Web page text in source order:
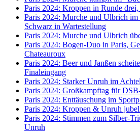
Paris 2024: Kroppen in Runde drei,
Paris 2024: Murche und Ulbrich
Schwarz in Wartestellung
Paris 2024: Murche und Ulbrich
Paris 2024: Bogen-Duo in Paris,
Chateauroux
Paris 2024: Beer und Janßen
Finaleingang
Paris 2024: Starker Unruh im
Paris 2024: Großkampftag für
Paris 2024: Enttäuschung im
Paris 2024: Kroppen & Unruh
Paris 2024: Stimmen zum Silber-
Unruh